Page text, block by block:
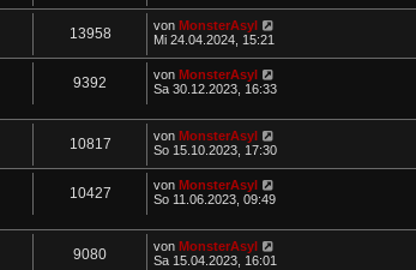
13958 von MonsterAsyl
Mi 24.04.2024, 15:21
9392 von MonsterAsyl
Sa 30.12.2023, 16:33
10817 von MonsterAsyl
So 15.10.2023, 17:30
10427 von MonsterAsyl
So 11.06.2023, 09:49
9080 von MonsterAsyl
Sa 15.04.2023, 16:01